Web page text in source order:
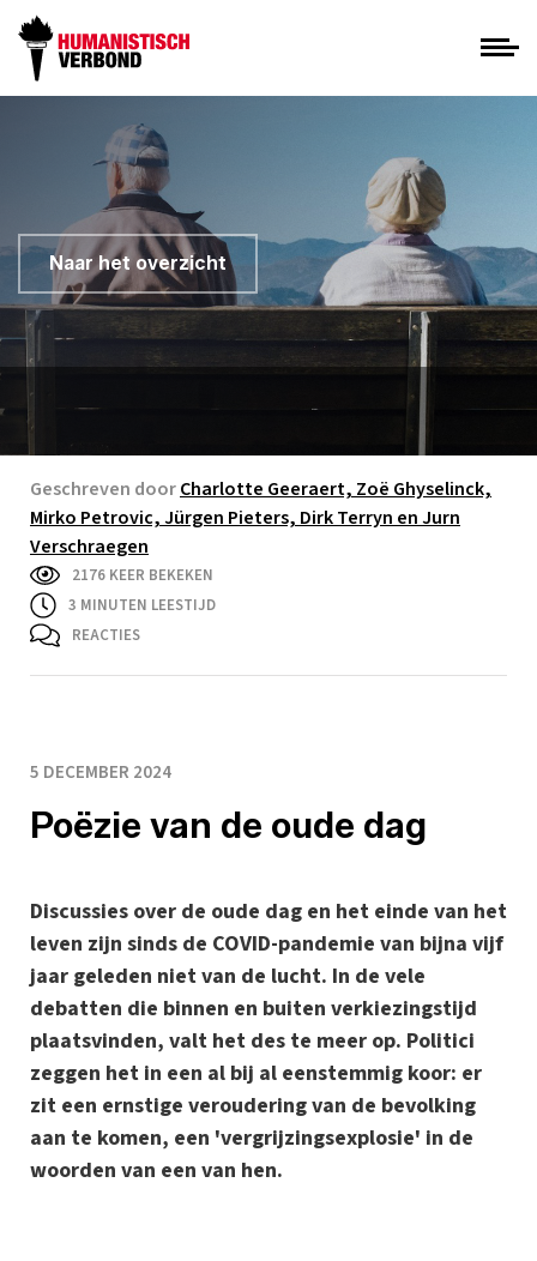
Naar het overzicht
Geschreven doorCharlotte Geeraert, Zoë Ghyselinck,
Mirko Petrovic, Jürgen Pieters, Dirk Terryn en Jurn
Verschraegen
2176 KEER BEKEKEN
3 MINUTEN LEESTIJD
REACTIES
5 DECEMBER 2024
Poëzie van de oude dag
Discussies over de oude dag en het einde van het
leven zijn sinds de COVID-pandemie van bijna vijf
jaar geleden niet van de lucht. In de vele
debatten die binnen en buiten verkiezingstijd
plaatsvinden, valt het des te meer op. Politici
zeggen het in een al bij al eenstemmig koor: er
zit een ernstige veroudering van de bevolking
aan te komen, een 'vergrijzingsexplosie' in de
woorden van een van hen.